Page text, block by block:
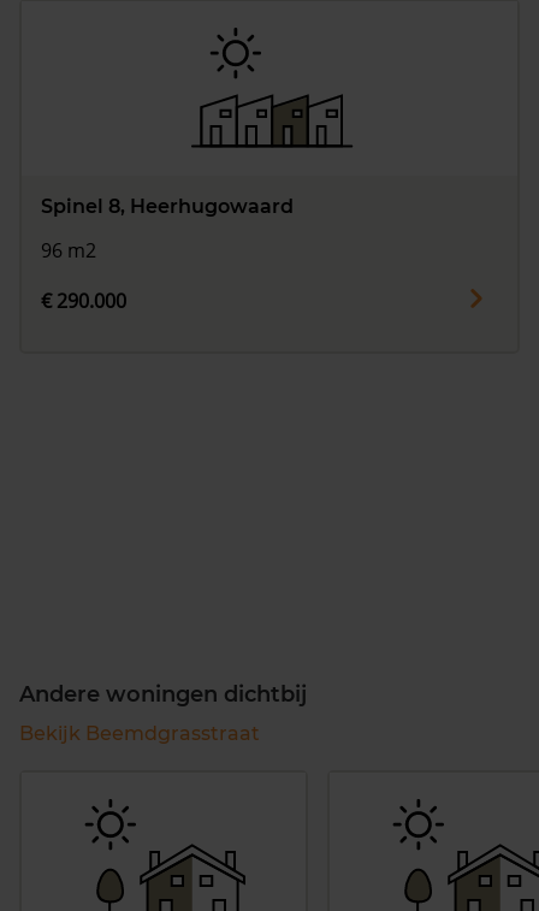
Spinel 8, Heerhugowaard
96 m2
€ 290.000
Andere woningen dichtbij
Bekijk Beemdgrasstraat